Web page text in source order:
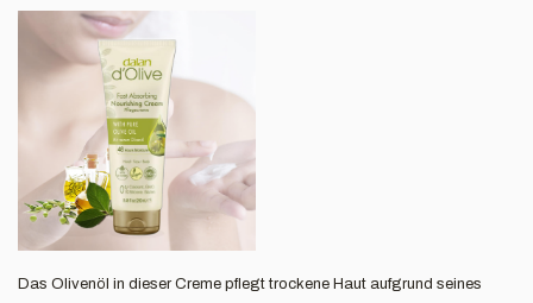
Das Olivenöl in dieser Creme pflegt trockene Haut aufgrund seines